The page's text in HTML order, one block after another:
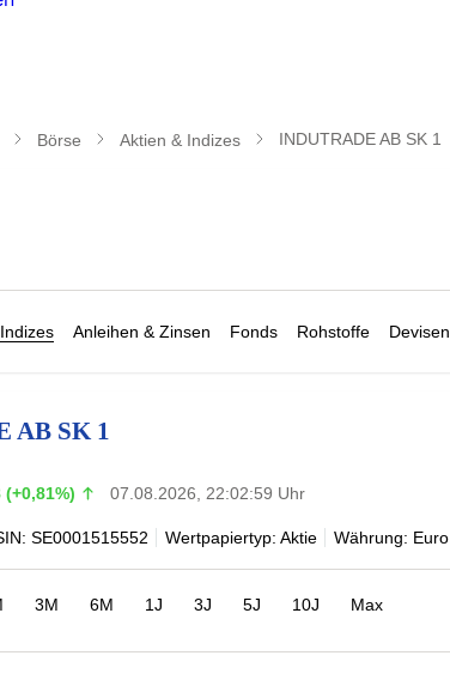
Börse Aktien & Indizes INDUTRADE AB SK 1
Anleihen & Zinsen Fonds Rohstoffe Devisen
AB SK 1
(+0,81%) 07.08.2026, 22:02:59 Uhr
SE0001515552 Wertpapiertyp: Aktie Währung: Euro
3M 6M 1J 3J 5J 10J Max